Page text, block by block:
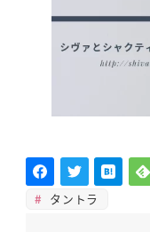
タントラ